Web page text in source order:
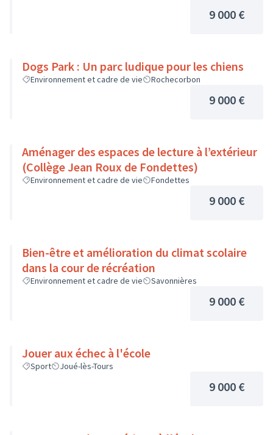
9 000 €
Dogs Park : Un parc ludique pour les chiens
Environnement et cadre de vie Rochecorbon
9 000 €
Aménager des espaces de lecture à l’extérieur
(Collège Jean Roux de Fondettes)
Environnement et cadre de vie Fondettes
9 000 €
Bien-être et amélioration du climat scolaire
dans la cour de récréation
Environnement et cadre de vie Savonnières
9 000 €
Jouer aux échec à l'école
Sport Joué-lès-Tours
9 000 €